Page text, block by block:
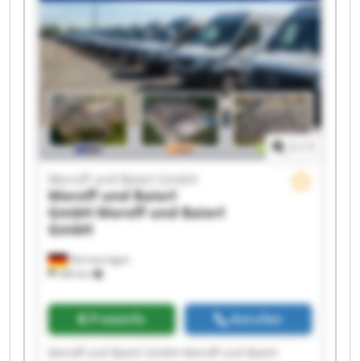
Moroff und Baierl GmbH Moroff und Baierl
GmbH Moroff und Baierl GmbH Moroff und
Baierl GmbH Moroff und Baierl GmbH Moroff
und Baierl GmbH
Hermaringen
340 km
Moroff und Baierl GmbH
Moroff und Baierl
GmbHMoroff und Baierl
GmbH
Preisinfo Anrufen
Moroff und Baierl GmbH Moroff und Baierl